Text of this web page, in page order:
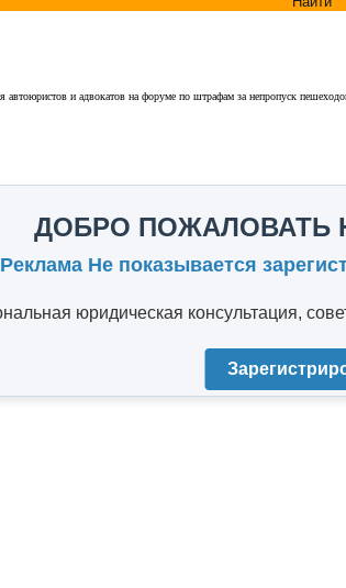
автоюристов и адвокатов на форуме по штрафам за непропуск
ДОБРО ПОЖАЛОВАТЬ
Реклама Не показывается
юридическая консультация,